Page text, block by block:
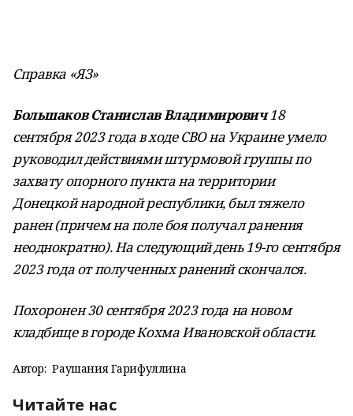
Справка «ЯЗ»
Большаков Станислав Владимирович18
сентября 2023 года в ходе СВО на Украине умело
руководил действиями штурмовой группы по
захвату опорного пункта на территории
Донецкой народной республики, был тяжело
ранен (причем на поле боя получал ранения
неоднократно). На следующий день 19-го сентября
2023 года от полученных ранений скончался.
Похоронен 30 сентября 2023 года на новом
кладбище в городе Кохма Ивановской области.
Автор: Раушания Гарифуллина
Читайте нас